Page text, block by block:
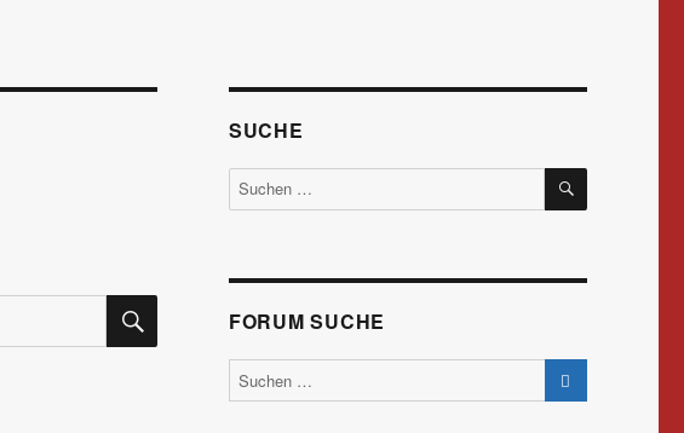
SUCHEN
SUCHE
Suchen
nach:
SUCHEN
FORUM SUCHE